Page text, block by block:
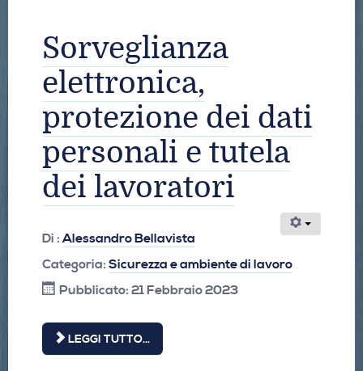
Sorveglianza
elettronica,
protezione dei dati
personali e tutela
dei lavoratori
Di :Alessandro Bellavista
Categoria: Sicurezza e ambiente di lavoro
Pubblicato: 21 Febbraio 2023
LEGGI TUTTO...